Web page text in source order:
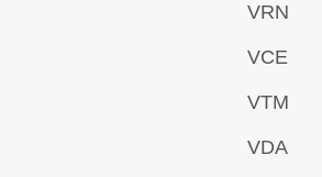
VRN
VCE
VTM
VDA